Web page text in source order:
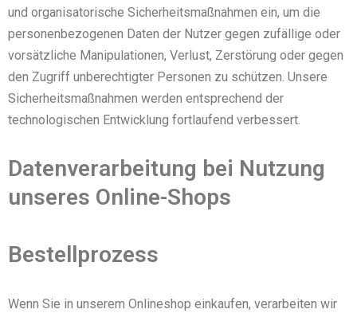
und organisatorische Sicherheitsmaßnahmen ein, um die
personenbezogenen Daten der Nutzer gegen zufällige oder
vorsätzliche Manipulationen, Verlust, Zerstörung oder gegen
den Zugriff unberechtigter Personen zu schützen. Unsere
Sicherheitsmaßnahmen werden entsprechend der
technologischen Entwicklung fortlaufend verbessert.
Datenverarbeitung bei Nutzung
unseres Online-Shops
Bestellprozess
Wenn Sie in unserem Onlineshop einkaufen, verarbeiten wir